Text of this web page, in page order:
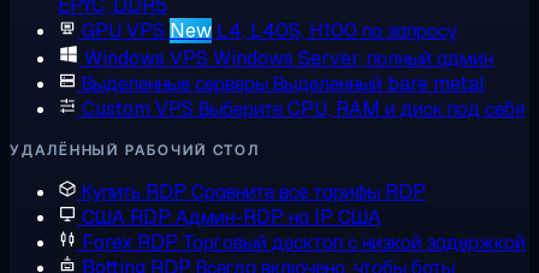
EPYC, DDR5
GPU VPS New L4, L40S, H100 по запросу
Windows VPS Windows Server, полный админ
Выделенные серверыВыделенный bare metal
Custom VPS Выберите CPU, RAM и диск под себя
УДАЛЁННЫЙ РАБОЧИЙ СТОЛ
Купить RDP Сравните все тарифы RDP
США RDP Админ-RDP на IP США
Forex RDP Торговый десктоп с низкой задержкой
Botting RDP Всегда включено, чтобы боты